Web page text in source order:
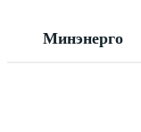
Минэнерго